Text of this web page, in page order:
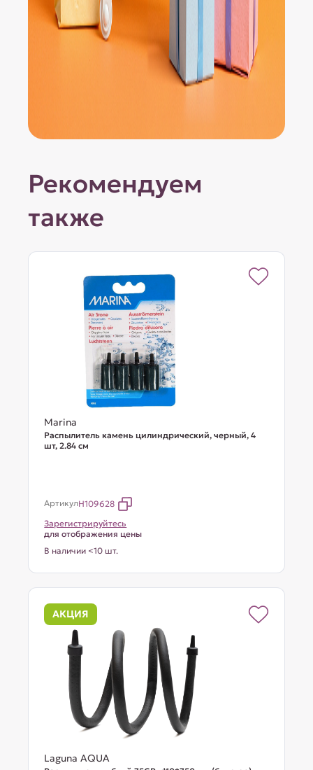
Рекомендуем
также
Marina
Распылитель камень цилиндрический, черный, 4
шт, 2.84 см
АртикулH109628
Зарегистрируйтесь
для отображения цены
В наличии <10 шт.
АКЦИЯ
Laguna AQUA